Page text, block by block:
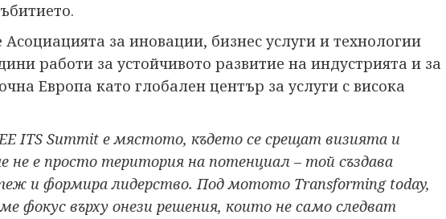
за иновации, бизнес услуги и технологии
работи за устойчивото развитие на индустрията и за
Европа като глобален център за услуги с висока
ITS Summit е мястото, където се срещат визията и
не е просто територия на потенциал – той създава
и формира лидерство. Под мотото Transforming today,
фокус върху онези решения, които не само следват